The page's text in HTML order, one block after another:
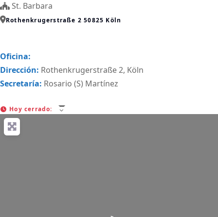
St. Barbara
Rothenkrugerstraße 2 50825 Köln
Oficina:
Dirección: Rothenkrugerstraße 2, Köln
Secretaría: Rosario (S) Martínez
Hoy cerrado: